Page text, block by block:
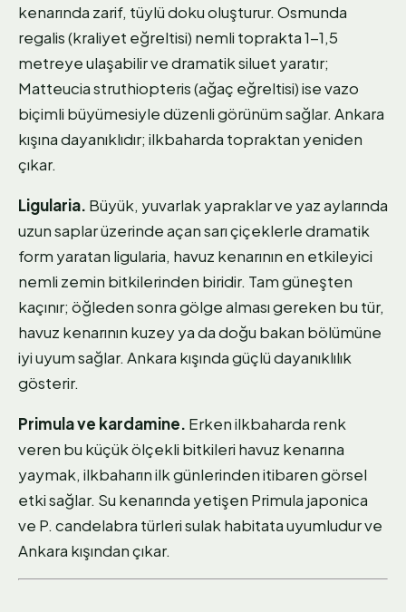
kenarında zarif, tüylü doku oluşturur. Osmunda
regalis (kraliyet eğreltisi) nemli toprakta 1-1,5
metreye ulaşabilir ve dramatik siluet yaratır;
Matteucia struthiopteris (ağaç eğreltisi) ise vazo
biçimli büyümesiyle düzenli görünüm sağlar. Ankara
kışına dayanıklıdır; ilkbaharda topraktan yeniden
çıkar.
Ligularia. Büyük, yuvarlak yapraklar ve yaz aylarında
uzun saplar üzerinde açan sarı çiçeklerle dramatik
form yaratan ligularia, havuz kenarının en etkileyici
nemli zemin bitkilerinden biridir. Tam güneşten
kaçınır; öğleden sonra gölge alması gereken bu tür,
havuz kenarının kuzey ya da doğu bakan bölümüne
iyi uyum sağlar. Ankara kışında güçlü dayanıklılık
gösterir.
Primula ve kardamine. Erken ilkbaharda renk
veren bu küçük ölçekli bitkileri havuz kenarına
yaymak, ilkbaharın ilk günlerinden itibaren görsel
etki sağlar. Su kenarında yetişen Primula japonica
ve P. candelabra türleri sulak habitata uyumludur ve
Ankara kışından çıkar.